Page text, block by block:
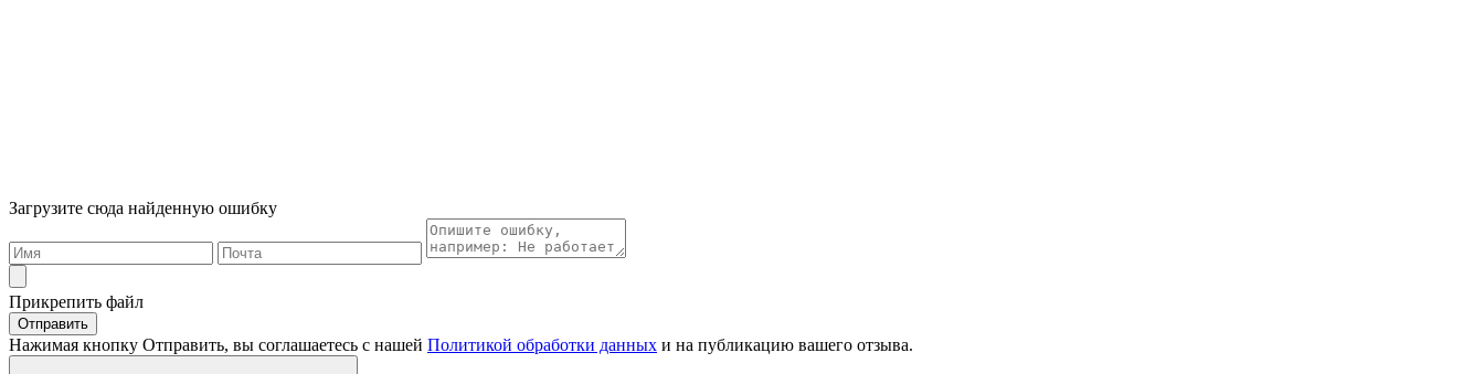
Загрузите сюда найденную ошибку
Прикрепить файл
Отправить
Нажимая кнопку Отправить, вы соглашаетесь с нашей Политикой обработки данных и на публикацию вашего отзыва.